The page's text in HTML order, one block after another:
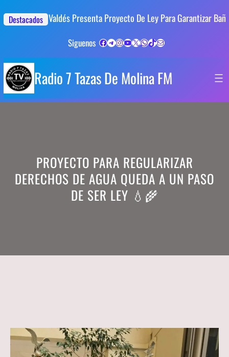
Al
Contenido
DestacadosValdés Presenta Proyecto De Ley Para Garantizar Baños
Siguenos Facebook Telegram Instagram YouTube X WhatsApp TikTok Mail
Radio 7 Tazas De Molina FM
PROYECTO PARA REGULARIZAR
DERECHOS DE AGUA QUEDA A UN PASO
DE SER LEY 💧🌾